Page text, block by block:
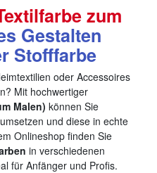
zum
Gestalten
Stofffarbe
oder Accessoires
Mit hochwertiger
Malen) können Sie
und diese in echte
Onlineshop finden Sie
in verschiedenen
für Anfänger und Profis.